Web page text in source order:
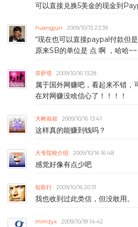
可以直接兑换5美金的现金到
huangjun 2009/10/15 23:39
“现在也可以直接paypal付款但
原来SB的单位是 点 啊 ，哈哈~~
菲萨塔 2009/10/16 13:28
属于国外网赚吧，看起来不错，
在对网赚没啥信心了！！！！
大树叔叔 2009/10/16 13:41
这样真的能赚到钱吗？
大专院校介绍 2009/10/16 16:48
感觉好像有点少吧
短歌行 2009/10/16 20:31
我也收到过此类信，但没敢用。
mimzyx 2009/10/18 14:42